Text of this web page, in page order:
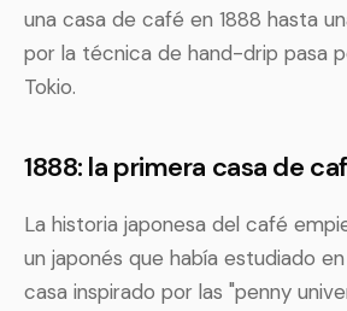
una casa de café en 1888 hasta
por la técnica de hand-drip pasa
Tokio.
1888: la primera casa de
La historia japonesa del café
un japonés que había estudiado
casa inspirado por las "penny